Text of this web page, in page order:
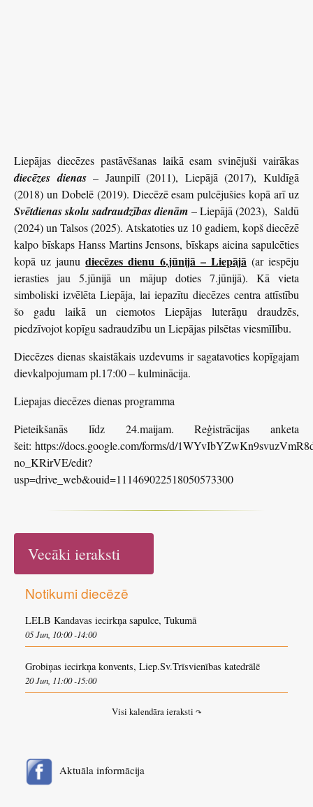
Liepājas diecēzes pastāvēšanas laikā esam svinējuši vairākas
diecēzes dienas– Jaunpilī (2011), Liepājā (2017), Kuldīgā
(2018) un Dobelē (2019). Diecēzē esam pulcējušies kopā arī uz
Svētdienas skolu sadraudzības dienām – Liepājā (2023), Saldū
(2024) un Talsos (2025). Atskatoties uz 10 gadiem, kopš diecēzē
kalpo bīskaps Hanss Martins Jensons, bīskaps aicina sapulcēties
kopā uz jaunudiecēzes dienu 6.jūnijā – Liepājā (ar iespēju
ierasties jau 5.jūnijā un mājup doties 7.jūnijā). Kā vieta
simboliski izvēlēta Liepāja, lai iepazītu diecēzes centra attīstību
šo gadu laikā un ciemotos Liepājas luterāņu draudzēs,
piedzīvojot kopīgu sadraudzību un Liepājas pilsētas viesmīlību.
Diecēzes dienas skaistākais uzdevums ir sagatavoties kopīgajam
dievkalpojumam pl.17:00 – kulminācija.
Liepajas diecēzes dienas programma
Pieteikšanās līdz 24.maijam. Reģistrācijas anketa
šeit: https://docs.google.com/forms/d/
no_KRirVE/edit?
usp=drive_web&ouid=111469022518050573300
Vecāki ieraksti
Notikumi diecēzē
LELB Kandavas iecirkņa sapulce, Tukumā
05 Jun, 10:00 -14:00
Grobiņas iecirkņa konvents, Liep.Sv.Trīsvienības katedrālē
20 Jun, 11:00 -15:00
Visi kalendāra ieraksti ↷
Aktuāla informācija